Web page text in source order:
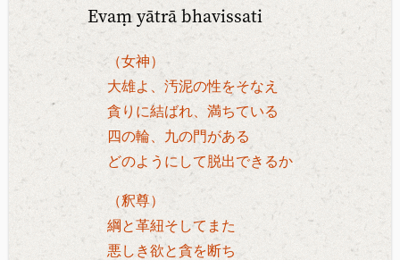
Evaṃ yātrā bhavissati
（女神）
大雄よ、汚泥の性をそなえ
貪りに結ばれ、満ちている
四の輪、九の門がある
どのようにして脱出できるか
（釈尊）
綱と革紐そしてまた
悪しき欲と貪を断ち